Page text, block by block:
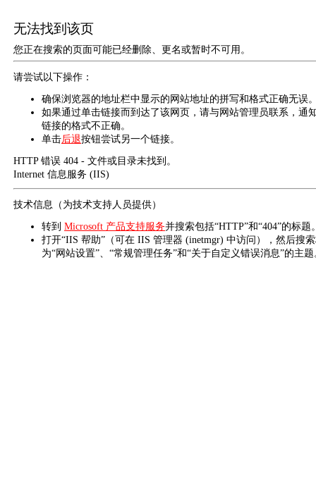
无法找到该页
您正在搜索的页面可能已经删除、更名或暂时不可用。
请尝试以下操作：
确保浏览器的地址栏中显示的网站地址的拼写和格式正确无误
如果通过单击链接而到达了该网页，请与网站管理员联系，通
链接的格式不正确。
单击后退按钮尝试另一个链接。
HTTP 错误 404 - 文件或目录未找到。
Internet 信息服务 (IIS)
技术信息（为技术支持人员提供）
转到 Microsoft 产品支持服务并搜索包括“HTTP”和“404”的标题
打开“IIS 帮助”（可在 IIS 管理器 (inetmgr) 中访问），然后搜
为“网站设置”、“常规管理任务”和“关于自定义错误消息”的主题